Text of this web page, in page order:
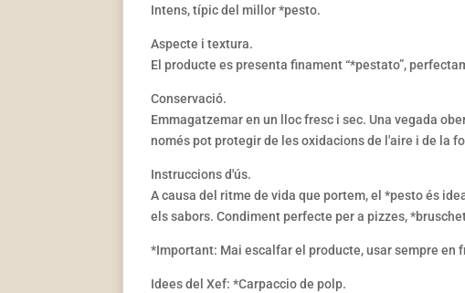
Intens, típic del millor *pesto.
Aspecte i textura.
El producte es presenta finament “*pestato”,
Conservació.
Emmagatzemar en un lloc fresc i sec. Una vegada
només pot protegir de les oxidacions de l'aire i de la
Instruccions d'ús.
A causa del ritme de vida que portem, el *pesto és
els sabors. Condiment perfecte per a pizzes,
*Important: Mai escalfar el producte, usar sempre en
Idees del Xef: *Carpaccio de polp.